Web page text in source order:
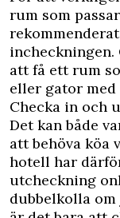
rum som
att få ett rum
eller gator med
Checka in och
Det kan både
att behöva köa
hotell har
utcheckning
dubbelkolla